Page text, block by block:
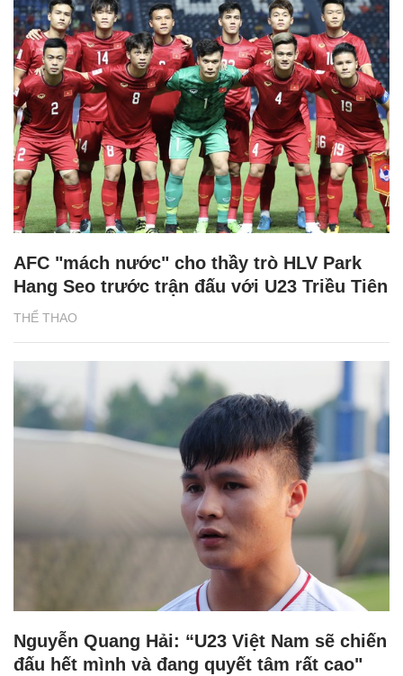
THỂ THAO
AFC "mách nước" cho thầy trò HLV Park
Hang Seo trước trận đấu với U23 Triều Tiên
Nguyễn Quang Hải: “U23 Việt Nam sẽ chiến
đấu hết mình và đang quyết tâm rất cao"